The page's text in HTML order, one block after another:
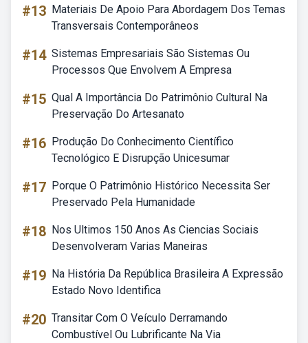
#13 Materiais De Apoio Para Abordagem Dos Temas
Transversais Contemporâneos
#14 Sistemas Empresariais São Sistemas Ou
Processos Que Envolvem A Empresa
#15 Qual A Importância Do Patrimônio Cultural Na
Preservação Do Artesanato
#16 Produção Do Conhecimento Científico
Tecnológico E Disrupção Unicesumar
#17 Porque O Patrimônio Histórico Necessita Ser
Preservado Pela Humanidade
#18 Nos Ultimos 150 Anos As Ciencias Sociais
Desenvolveram Varias Maneiras
#19 Na História Da República Brasileira A Expressão
Estado Novo Identifica
#20 Transitar Com O Veículo Derramando
Combustível Ou Lubrificante Na Via